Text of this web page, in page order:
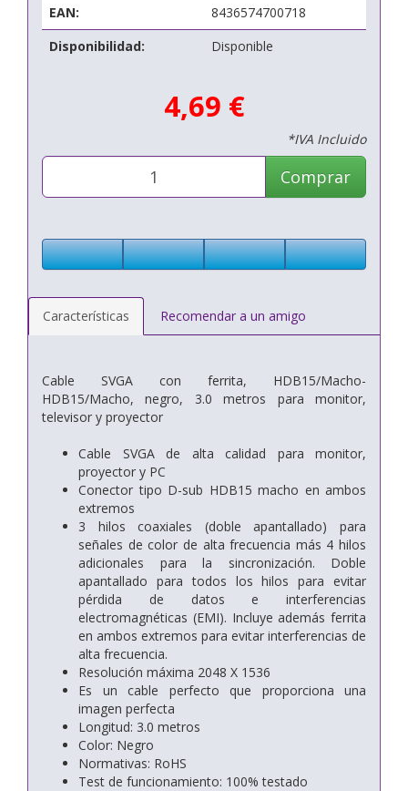
EAN:
8436574700718
Disponibilidad:
Disponible
4,69 €
*IVA Incluido
Comprar
Características Recomendar a un amigo
Cable SVGA con ferrita, HDB15/Macho-
HDB15/Macho, negro, 3.0 metros para monitor,
televisor y proyector
Cable SVGA de alta calidad para monitor,
proyector y PC
Conector tipo D-sub HDB15 macho en ambos
extremos
3 hilos coaxiales (doble apantallado) para
señales de color de alta frecuencia más 4 hilos
adicionales para la sincronización. Doble
apantallado para todos los hilos para evitar
pérdida de datos e interferencias
electromagnéticas (EMI). Incluye además ferrita
en ambos extremos para evitar interferencias de
alta frecuencia.
Resolución máxima 2048 X 1536
Es un cable perfecto que proporciona una
imagen perfecta
Longitud: 3.0 metros
Color: Negro
Normativas: RoHS
Test de funcionamiento: 100% testado